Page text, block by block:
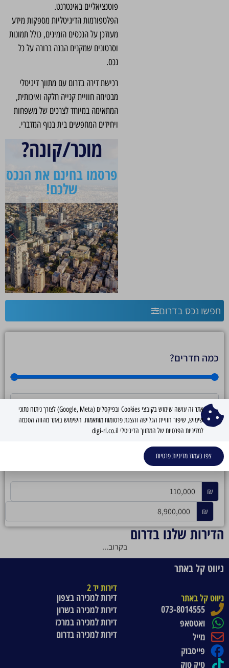
פוטנציאליים באינטרנט.
הפלטפורמות הדיגיטליות מספקות מידע
מעודכן על הנכסים הזמינים, כולל תמונות
וסרטונים שמקנים הבנה ברורה על כל
נכס.
רכישת דירה בדרום עם מתווך דיגיטלי
מבטיחה חוויית קנייה חלקה ואיכותית,
המתאימה במיוחד לצרכים של משפחות
ויחידים המחפשים בית בנוף המדברי.
מוכר/קונה?
פרסמו בחינם את הנכס
שלכם!
חפשו נכס בדרום
כמה חדרים?
טווח מחירים
₪
₪
הדירות שלנו בדרום
בקרוב...
ניווט קל באתר
ניווט קל באתר
073-8014555
ואטסאפ
מייל
פייסבוק
טיק טוק
דירות יד 2
דירות למכירה בצפון
דירות למכירה בשרון
דירות למכירה במרכז
דירות למכירה בדרום
אתר זה עושה שימוש בקובצי Cookies ובפיקסלים (Google, Meta) לצורך ניתוח נתוני
שימוש, שיפור חוויית הגלישה והצגת פרסומות מותאמות. השימוש באתר מהווה הסכמה
למדיניות הפרטיות של המתווך הדיגיטלי digi-rl.co.il
צפו בעמוד מדיניות פרטיות